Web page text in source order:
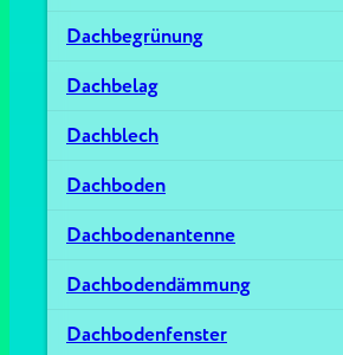
Dachbegrünung
Dachbelag
Dachblech
Dachboden
Dachbodenantenne
Dachbodendämmung
Dachbodenfenster